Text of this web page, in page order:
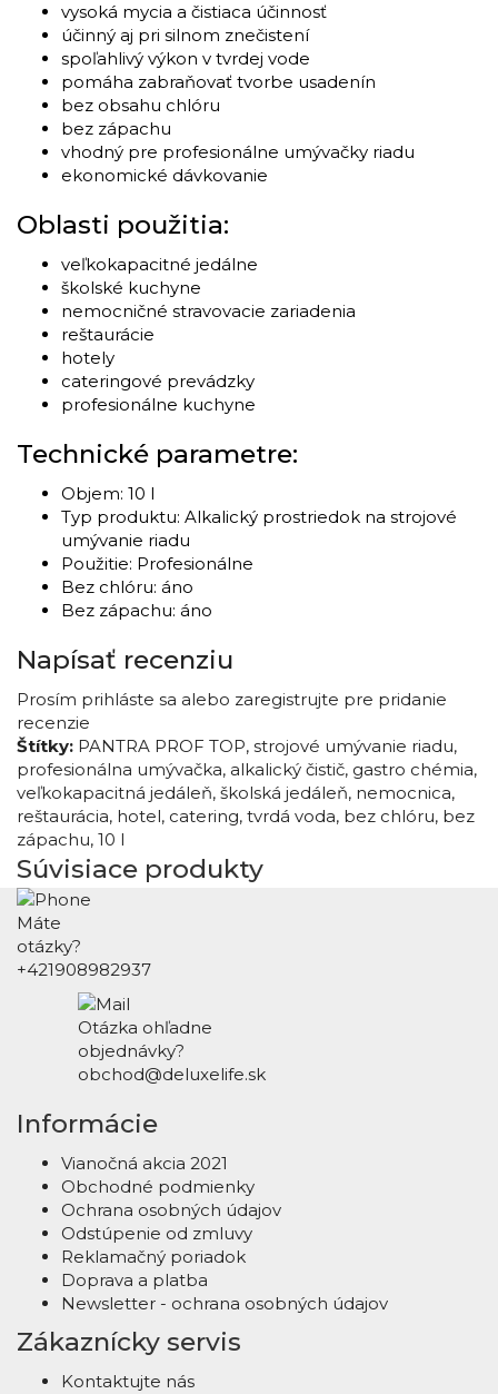
vysoká mycia a čistiaca účinnosť
účinný aj pri silnom znečistení
spoľahlivý výkon v tvrdej vode
pomáha zabraňovať tvorbe usadenín
bez obsahu chlóru
bez zápachu
vhodný pre profesionálne umývačky riadu
ekonomické dávkovanie
Oblasti použitia:
veľkokapacitné jedálne
školské kuchyne
nemocničné stravovacie zariadenia
reštaurácie
hotely
cateringové prevádzky
profesionálne kuchyne
Technické parametre:
Objem: 10 l
Typ produktu: Alkalický prostriedok na strojové
umývanie riadu
Použitie: Profesionálne
Bez chlóru: áno
Bez zápachu: áno
Napísať recenziu
Prosím prihláste sa alebo zaregistrujte pre pridanie
recenzie
Štítky: PANTRA PROF TOP, strojové umývanie riadu,
profesionálna umývačka, alkalický čistič, gastro chémia,
veľkokapacitná jedáleň, školská jedáleň, nemocnica,
reštaurácia, hotel, catering, tvrdá voda, bez chlóru, bez
zápachu, 10 l
Súvisiace produkty
Máte
otázky?
+421908982937
Otázka ohľadne
objednávky?
obchod@deluxelife.sk
Informácie
Vianočná akcia 2021
Obchodné podmienky
Ochrana osobných údajov
Odstúpenie od zmluvy
Reklamačný poriadok
Doprava a platba
Newsletter - ochrana osobných údajov
Zákaznícky servis
Kontaktujte nás